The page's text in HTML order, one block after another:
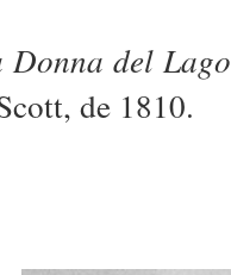
Donna del Lago
de 1810.